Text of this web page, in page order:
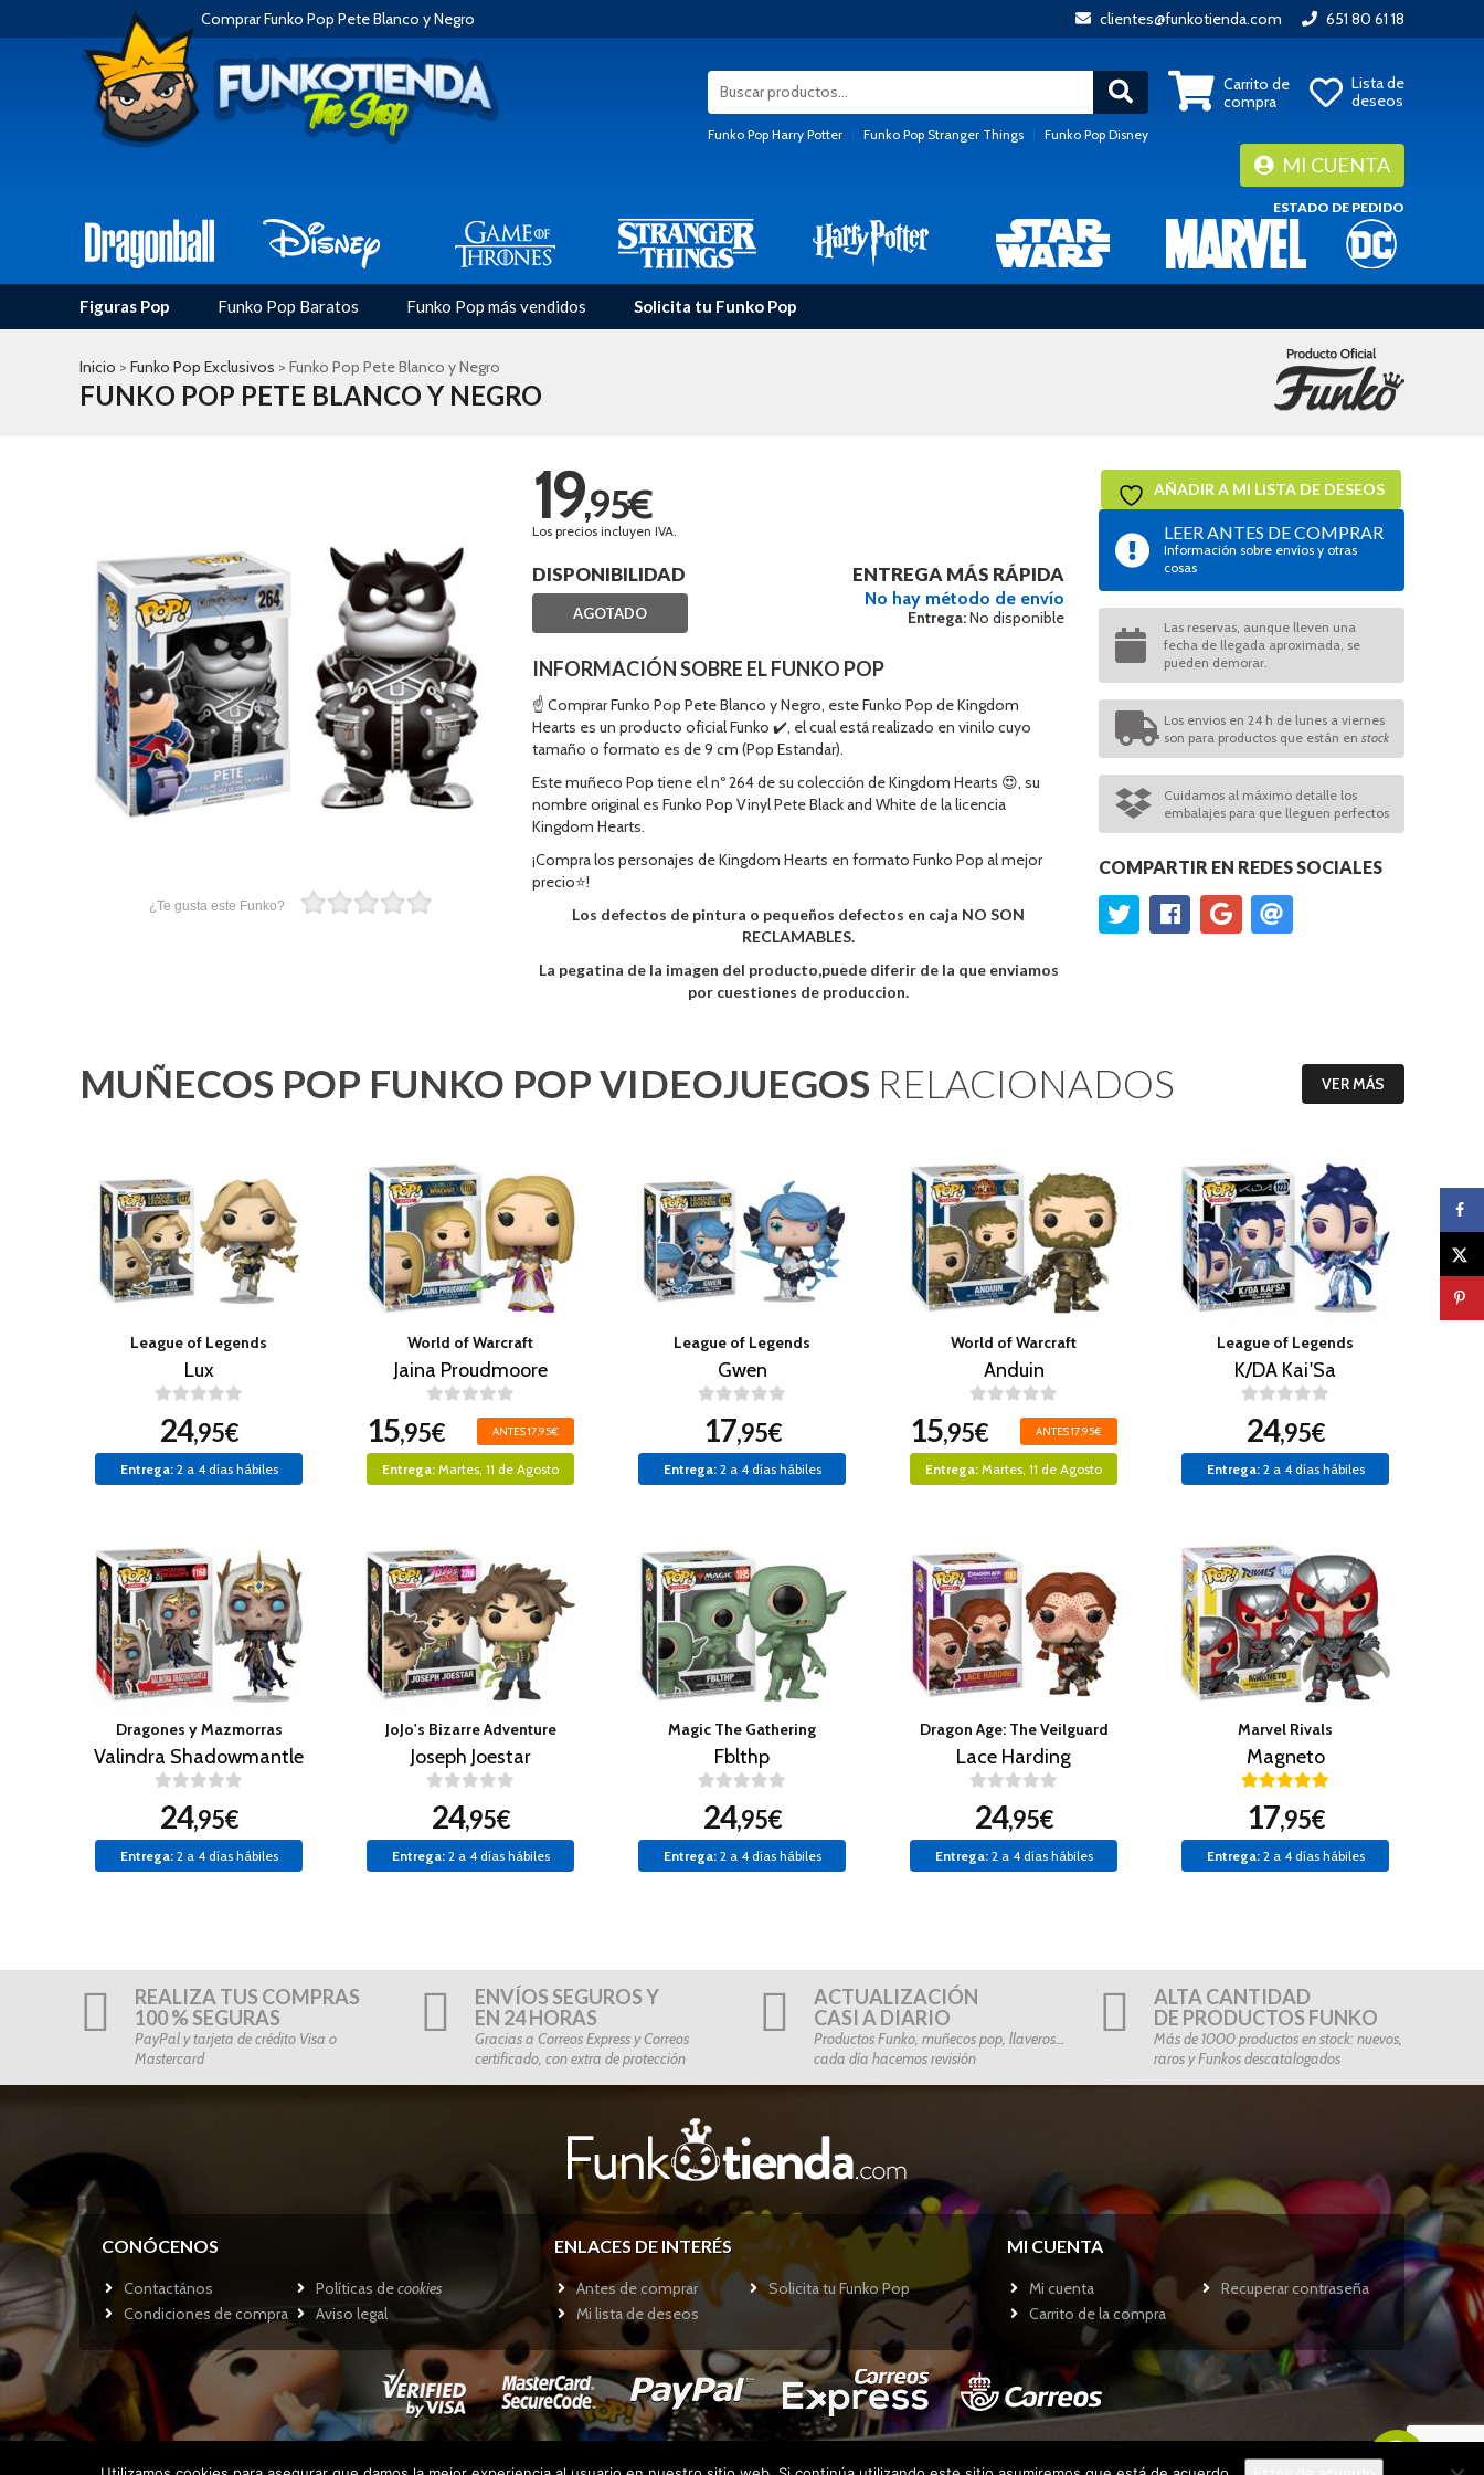
Comprar Funko Pop Pete Blanco y Negro clientes@funkotienda.com 651 80 61 18
Funko Pop Harry Potter | Funko Pop Stranger Things | Funko Pop Disney
Carrito de
compra
Lista de
deseos
MI CUENTA
ESTADO DE PEDIDO
Figuras Pop Funko Pop Baratos Funko Pop más vendidos Solicita tu Funko Pop
Inicio > Funko Pop Exclusivos > Funko Pop Pete Blanco y Negro
FUNKO POP PETE BLANCO Y NEGRO
¿Te gusta este Funko?
19,95€
Los precios incluyen IVA.
DISPONIBILIDAD
AGOTADO
ENTREGA MÁS RÁPIDA
No hay método de envío
Entrega:No disponible
INFORMACIÓN SOBRE EL FUNKO POP
☝ Comprar Funko Pop Pete Blanco y Negro, este Funko Pop de Kingdom
Hearts es un producto oficial Funko ✔️, el cual está realizado en vinilo cuyo
tamaño o formato es de 9 cm (Pop Estandar).
Este muñeco Pop tiene el nº 264 de su colección de Kingdom Hearts 😍, su
nombre original es Funko Pop Vinyl Pete Black and White de la licencia
Kingdom Hearts.
¡Compra los personajes de Kingdom Hearts en formato Funko Pop al mejor
precio⭐!
Los defectos de pintura o pequeños defectos en caja NO SON
RECLAMABLES.
La pegatina de la imagen del producto,puede diferir de la que enviamos
por cuestiones de produccion.
AÑADIR A MI LISTA DE DESEOS
LEER ANTES DE COMPRAR
Información sobre envíos y otras
cosas
Las reservas, aunque lleven una
fecha de llegada aproximada, se
pueden demorar.
Los envios en 24 h de lunes a viernes
son para productos que están en stock
Cuidamos al máximo detalle los
embalajes para que lleguen perfectos
COMPARTIR EN REDES SOCIALES
MUÑECOS POP FUNKO POP VIDEOJUEGOS RELACIONADOS VER MÁS
League of Legends
Lux
24,95€
Entrega:2 a 4 días hábiles
World of Warcraft
Jaina Proudmoore
15,95€ ANTES 17,95€
Entrega: Martes, 11 de Agosto
League of Legends
Gwen
17,95€
Entrega:2 a 4 días hábiles
World of Warcraft
Anduin
15,95€ ANTES 17,95€
Entrega: Martes, 11 de Agosto
League of Legends
K/DA Kai'Sa
24,95€
Entrega:2 a 4 días hábiles
Dragones y Mazmorras
Valindra Shadowmantle
24,95€
Entrega:2 a 4 días hábiles
JoJo's Bizarre Adventure
Joseph Joestar
24,95€
Entrega:2 a 4 días hábiles
Magic The Gathering
Fblthp
24,95€
Entrega:2 a 4 días hábiles
Dragon Age: The Veilguard
Lace Harding
24,95€
Entrega:2 a 4 días hábiles
Marvel Rivals
Magneto
17,95€
Entrega:2 a 4 días hábiles
REALIZA TUS COMPRAS
100 % SEGURAS
PayPal y tarjeta de crédito Visa o
Mastercard
ENVÍOS SEGUROS Y
EN 24 HORAS
Gracias a Correos Express y Correos
certificado, con extra de protección
ACTUALIZACIÓN
CASI A DIARIO
Productos Funko, muñecos pop, llaveros…
cada día hacemos revisión
ALTA CANTIDAD
DE PRODUCTOS FUNKO
Más de 1000 productos en stock: nuevos,
raros y Funkos descatalogados
CONÓCENOS
Contactános Políticas decookies
Condiciones de compra
Aviso legal
ENLACES DE INTERÉS
Antes de comprar
Solicita tu Funko Pop
Mi lista de deseos
MI CUENTA
Mi cuenta
Recuperar contraseña
Carrito de la compra